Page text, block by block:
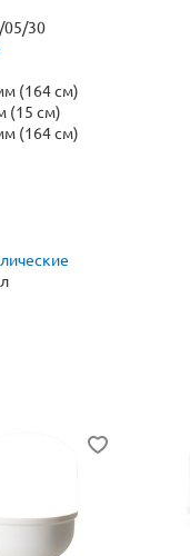
05/30
(164 см)
(15 см)
(164 см)